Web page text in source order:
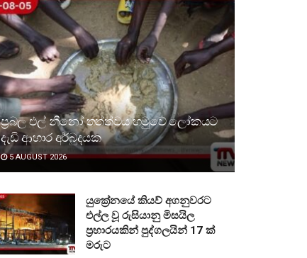
ප්‍රබල එල් නීනෝ තත්ත්වය හමුවේ ලෝකයට
දැඩි ආහාර අර්බුදයක
5 AUGUST 2026
යුක්‍රේනයේ කියව් අගනුවරට
එල්ල වූ රුසියානු මිසයිල
ප්‍රහාරයකින් පුද්ගලයින් 17 ක්
මරුට